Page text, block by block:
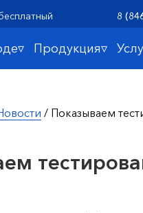
Продукция▿
8
/ Показываем